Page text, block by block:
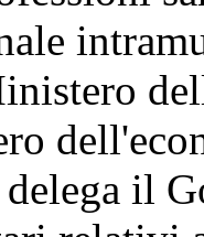
delega il